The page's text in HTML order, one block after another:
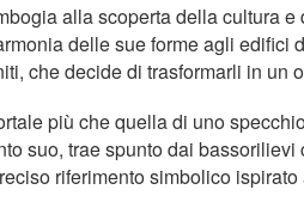
alla scoperta della cultura
delle sue forme agli edifici
che decide di trasformarli in un
più che quella di uno
suo, trae spunto dai
riferimento simbolico